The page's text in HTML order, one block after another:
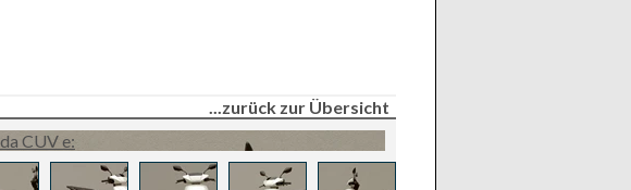
...zurück zur Übersicht